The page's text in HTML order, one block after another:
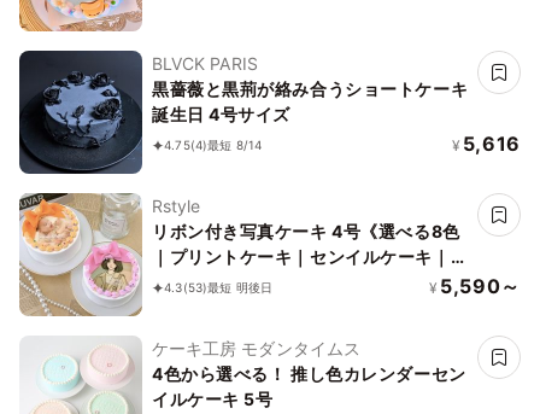
BLVCK PARIS
黒薔薇と黒荊が絡み合うショートケーキ
誕生日 4号サイズ
4.75(4)最短 8/14 ¥ 5,616
Rstyle
リボン付き写真ケーキ 4号《選べる8色
｜プリントケーキ｜センイルケーキ｜韓
国｜お好きなメッセージで♪》
4.3(53)最短 明後日 ¥ 5,590～
ケーキ工房 モダンタイムス
4色から選べる！ 推し色カレンダーセン
イルケーキ 5号